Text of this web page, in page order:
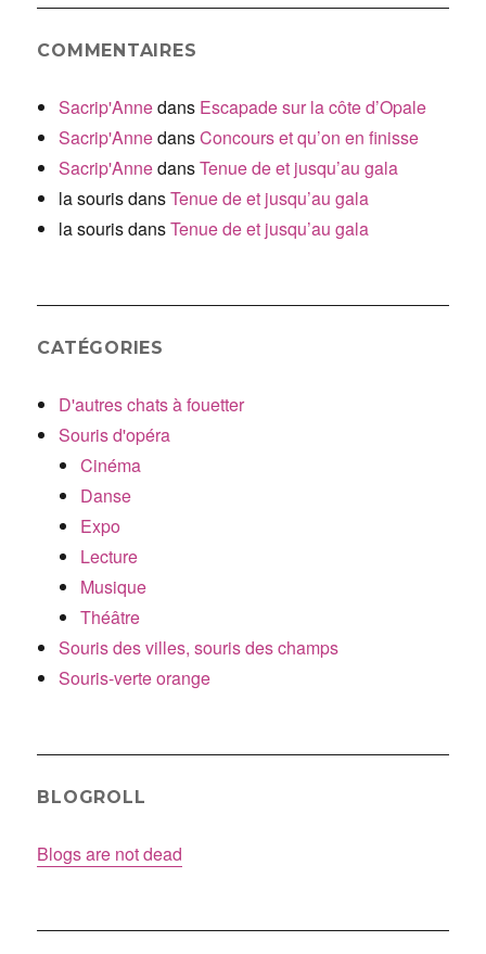
COMMENTAIRES
Sacrip'Annedans Escapade sur la côte d’Opale
Sacrip'AnnedansConcours et qu’on en finisse
Sacrip'AnnedansTenue de et jusqu’au gala
la sourisdansTenue de et jusqu’au gala
la sourisdansTenue de et jusqu’au gala
CATÉGORIES
D'autres chats à fouetter
Souris d'opéra
Cinéma
Danse
Expo
Lecture
Musique
Théâtre
Souris des villes, souris des champs
Souris-verte orange
BLOGROLL
Blogs are not dead